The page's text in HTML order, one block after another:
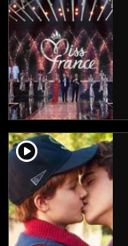
player2